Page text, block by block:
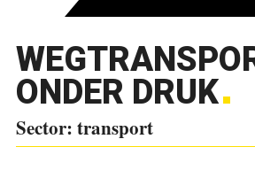
ONDER DRUK
Sector: transport